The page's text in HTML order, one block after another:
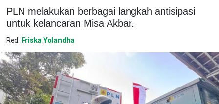
PLN melakukan berbagai langkah antisipasi
untuk kelancaran Misa Akbar.
Red: Friska Yolandha